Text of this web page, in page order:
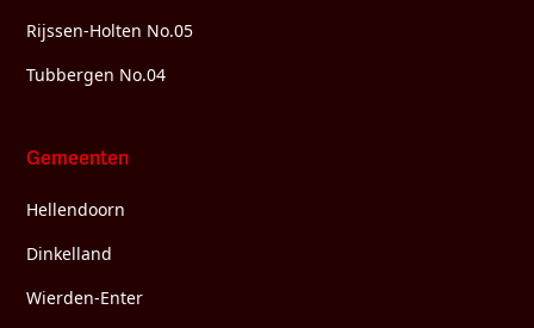
Rijssen-Holten No.05
Tubbergen No.04
Gemeenten
Hellendoorn
Dinkelland
Wierden-Enter